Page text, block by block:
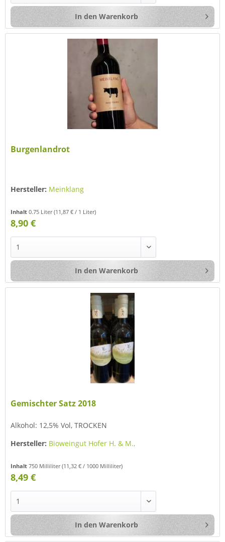
In den Warenkorb
Burgenlandrot
Hersteller: Meinklang
Inhalt0.75 Liter(11,87 € / 1 Liter)
8,90 €
In den Warenkorb
Gemischter Satz 2018
Alkohol: 12,5% Vol, TROCKEN
Hersteller: Bioweingut Hofer H. & M.,
Inhalt750 Milliliter(11,32 € / 1000 Milliliter)
8,49 €
In den Warenkorb